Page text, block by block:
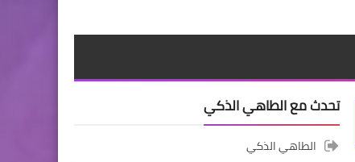
تحدث مع الطاهي الذكي
الطاهي الذكي